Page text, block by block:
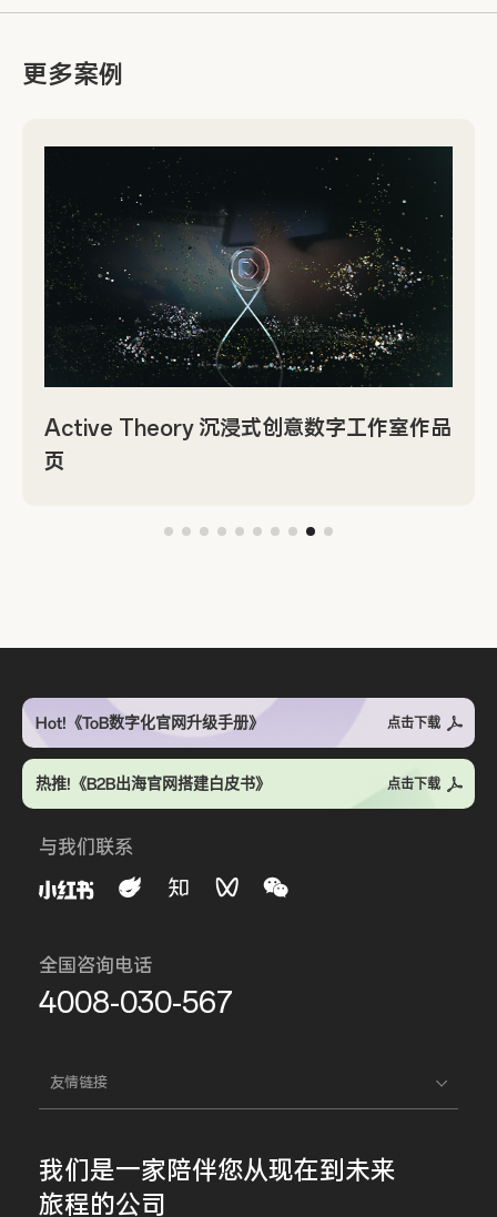
更多案例
Active Theory 沉浸式创意数字工作室作品
页
Hot!《ToB数字化官网升级手册》 点击下载
热推!《B2B出海官网搭建白皮书》 点击下载
与我们联系
全国咨询电话
4008-030-567
友情链接
我们是一家陪伴您从现在到未来
旅程的公司